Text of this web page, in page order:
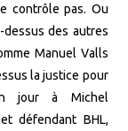
contrôle pas. Ou
des autres
Manuel Valls
la justice pour
jour à Michel
défendant BHL,